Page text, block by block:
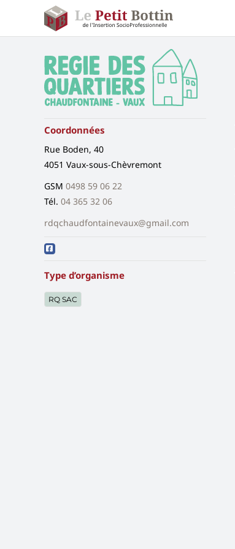
contenu
Coordonnées
Rue Boden, 40
4051 Vaux-sous-Chèvremont
GSM 0498 59 06 22
Tél. 04 365 32 06
rdqchaudfontainevaux@gmail.com
Type d’organisme
RQ SAC